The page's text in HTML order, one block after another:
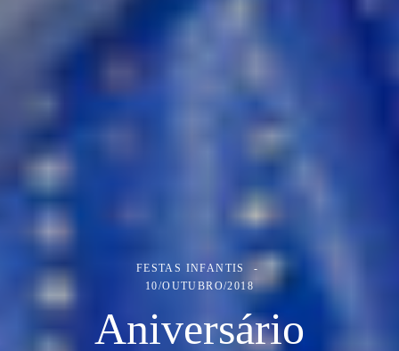
FESTAS INFANTIS
10/OUTUBRO/2018
Aniversário